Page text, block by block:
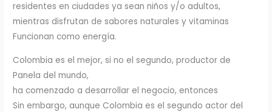
residentes en ciudades ya sean niños y/o adultos,
mientras disfrutan de sabores naturales y vitaminas
Funcionan como energía.
Colombia es el mejor, si no el segundo, productor de
Panela del mundo,
ha comenzado a desarrollar el negocio, entonces
Sin embargo, aunque Colombia es el segundo actor del